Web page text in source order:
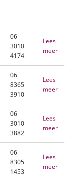
06
3010
4174
Lees
meer
06
8365
3910
Lees
meer
06
3010
3882
Lees
meer
06
8305
1453
Lees
meer